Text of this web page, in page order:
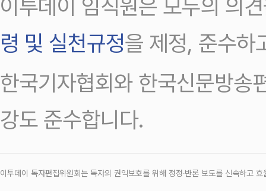
이투데이 임직원은 모두의 의
령 및 실천규정을 제정, 준수하
한국기자협회와 한국신문방송
강도 준수합니다.
이투데이 독자편집위원회는 독자의 권익보호를 위해 정정‧반론 보도를 신속하고